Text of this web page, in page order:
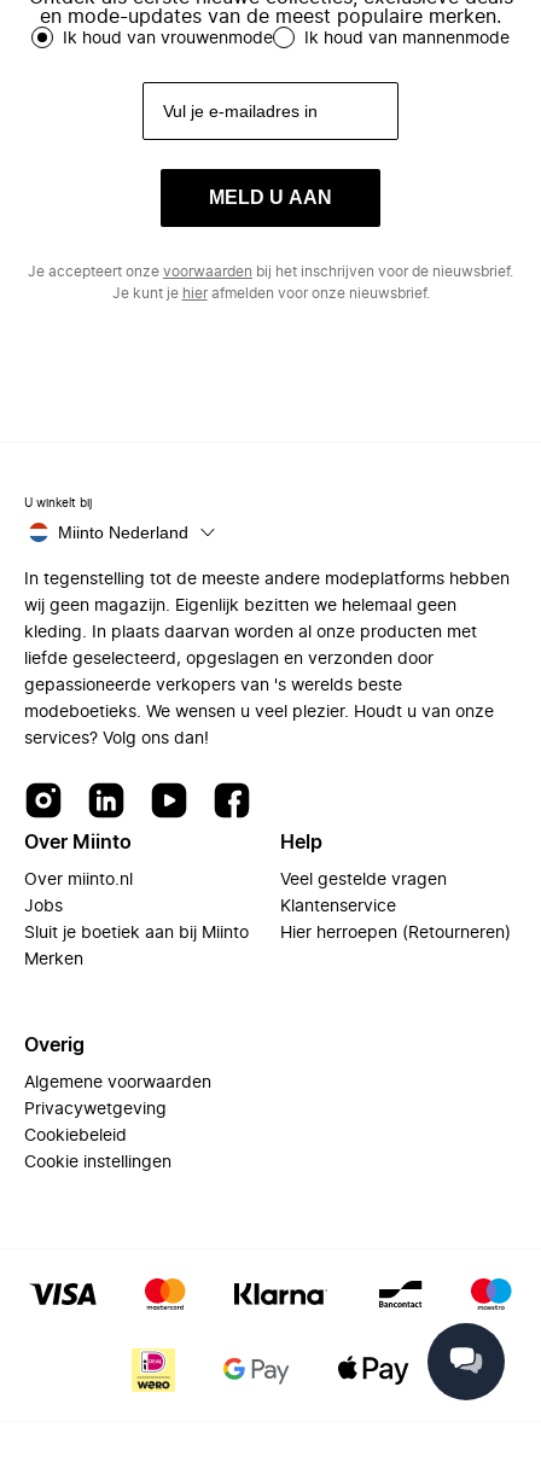
en mode-updates van de meest populaire merken.
Ik houd van vrouwenmode Ik houd van mannenmode
MELD U AAN
Je accepteert onze voorwaarden bij het inschrijven voor de nieuwsbrief.
Je kunt je hierafmelden voor onze nieuwsbrief.
U winkelt bij
Miinto Nederland
In tegenstelling tot de meeste andere modeplatforms hebben
wij geen magazijn. Eigenlijk bezitten we helemaal geen
kleding. In plaats daarvan worden al onze producten met
liefde geselecteerd, opgeslagen en verzonden door
gepassioneerde verkopers van 's werelds beste
modeboetieks. We wensen u veel plezier. Houdt u van onze
services? Volg ons dan!
Over Miinto
Over miinto.nl
Jobs
Sluit je boetiek aan bij Miinto
Merken
Help
Veel gestelde vragen
Klantenservice
Hier herroepen (Retourneren)
Overig
Algemene voorwaarden
Privacywetgeving
Cookiebeleid
Cookie instellingen